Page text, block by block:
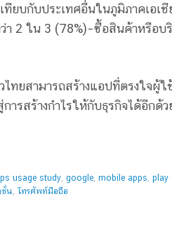
ทียบกับประเทศอื่นในภูมิภาคเอเ
า 2 ใน 3 (78%)–ซื้อสินค้าหรือ
ทยสามารถสร้างแอปที่ตรงใจผู้ใ
ารสร้างกำไรให้กับธุรกิจได้อีกด้ว
usage study google mobile apps play
ชั่น โทรศัพท์มือถือ